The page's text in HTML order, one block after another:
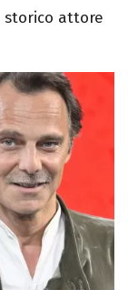
storico attore